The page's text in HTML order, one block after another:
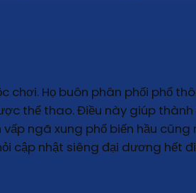
chơi. Họ buôn phân phối phổ
thể thao. Điều này giúp thành
ngã xung phổ biến hầu cũng
cập nhật siêng đại dương hết